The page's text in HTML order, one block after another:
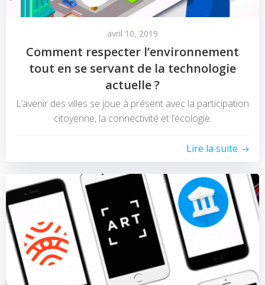
avril 10, 2019
Comment respecter l’environnement
tout en se servant de la technologie
actuelle ?
L’avenir des villes se joue à présent avec la participation
citoyenne, la connectivité et l’écologie.
Lire la suite